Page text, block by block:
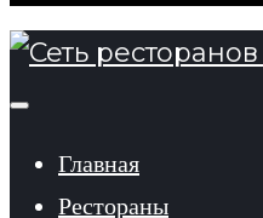
Главная
Рестораны